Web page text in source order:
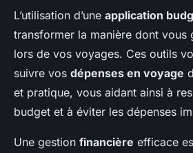
L’utilisation d’une application
transformer la manière dont vous
lors de vos voyages. Ces outils
suivre vos dépenses en voyage
et pratique, vous aidant ainsi à
budget et à éviter les dépenses
Une gestion financière efficace